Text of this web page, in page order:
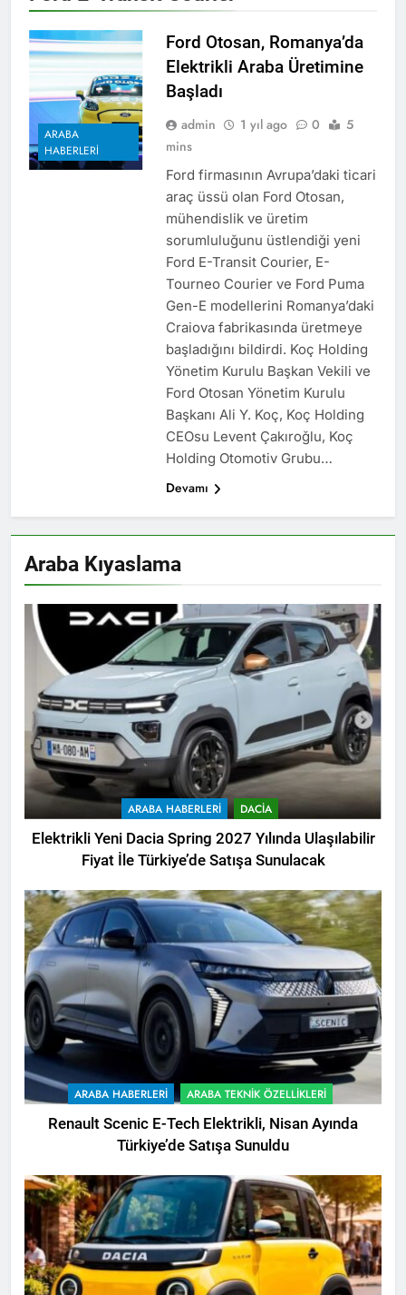
Araba Kıyaslama
ARABA HABERLERI DACIA
Elektrikli Yeni Dacia Spring 2027 Yılında Ulaşılabilir
Fiyat İle Türkiye’de Satışa Sunulacak
ARABA HABERLERI ARABA TEKNIK ÖZELLIKLERI
Renault Scenic E-Tech Elektrikli, Nisan Ayında
Türkiye’de Satışa Sunuldu
ARABA
HABERLERI
Ford Otosan, Romanya’da
Elektrikli Araba Üretimine
Başladı
admin 1 yıl ago 0
5
mins
Ford firmasının Avrupa’daki ticari
araç üssü olan Ford Otosan,
mühendislik ve üretim
sorumluluğunu üstlendiği yeni
Ford E-Transit Courier, E-
Tourneo Courier ve Ford Puma
Gen-E modellerini Romanya’daki
Craiova fabrikasında üretmeye
başladığını bildirdi. Koç Holding
Yönetim Kurulu Başkan Vekili ve
Ford Otosan Yönetim Kurulu
Başkanı Ali Y. Koç, Koç Holding
CEOsu Levent Çakıroğlu, Koç
Holding Otomotiv Grubu…
Devamı